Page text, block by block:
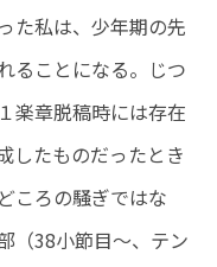
た私は、少年期の先
ることになる。じつ
楽章脱稿時には存在
したものだったとき
ころの騒ぎではな
（38小節目～、テン